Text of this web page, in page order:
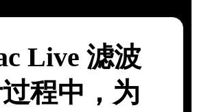
Live 滤波
程中，为